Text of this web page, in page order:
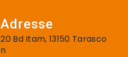
Adresse
20 Bd Itam, 13150 Tarasco
n